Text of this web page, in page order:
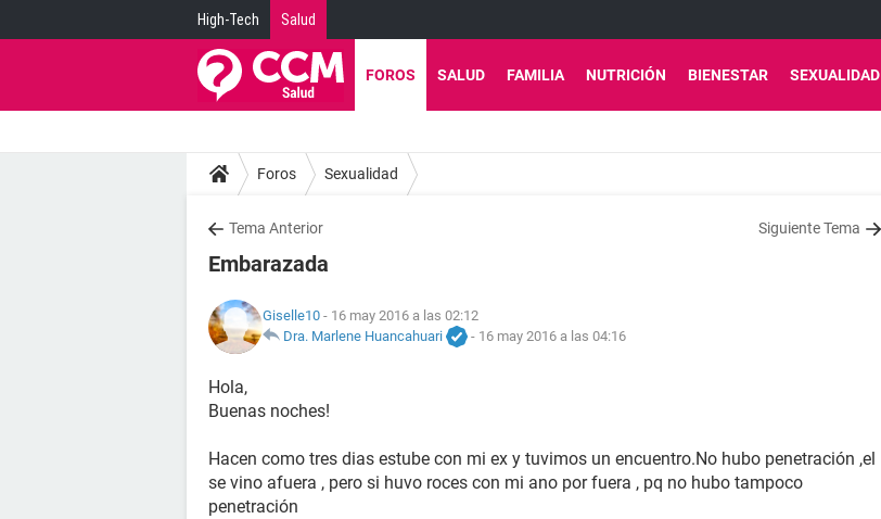
High-Tech Salud
FOROS SALUD FAMILIA NUTRICIÓN BIENESTAR SEXUALIDAD
Foros Sexualidad
Tema Anterior Siguiente Tema
Embarazada
Giselle10 - 16 may 2016 a las 02:12
Dra. Marlene Huancahuari
- 16 may 2016 a las 04:16
Hola,
Buenas noches!
Hacen como tres dias estube con mi ex y tuvimos un encuentro.No hubo penetración ,el
se vino afuera , pero si huvo roces con mi ano por fuera , pq no hubo tampoco
penetración